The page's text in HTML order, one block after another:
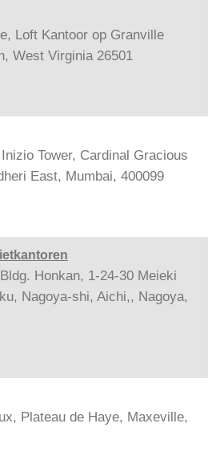
Loft Kantoor op Granville
West Virginia 26501
Tower, Cardinal Gracious
East, Mumbai, 400099
Honkan, 1-24-30 Meieki
Nagoya-shi, Aichi,, Nagoya,
Plateau de Haye, Maxeville,